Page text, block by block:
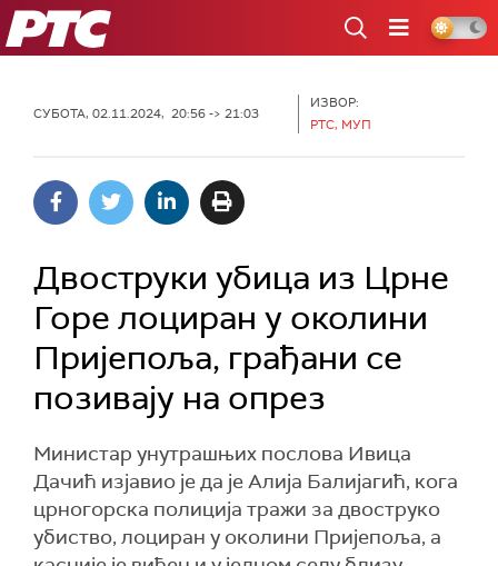
РТС
СУБОТА, 02.11.2024, 20:56 -> 21:03
ИЗВОР:
РТС, МУП
Двоструки убица из Црне
Горе лоциран у околини
Пријепоља, грађани се
позивају на опрез
Министар унутрашњих послова Ивица
Дачић изјавио је да је Aлија Балијагић, кога
црногорска полиција тражи за двоструко
убиство, лоциран у околини Пријепоља, а